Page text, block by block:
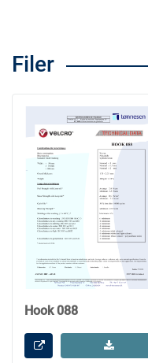
Filer
Hook 088